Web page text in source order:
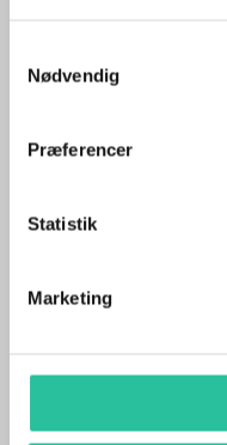
Nødvendig
Præferencer
Statistik
Marketing